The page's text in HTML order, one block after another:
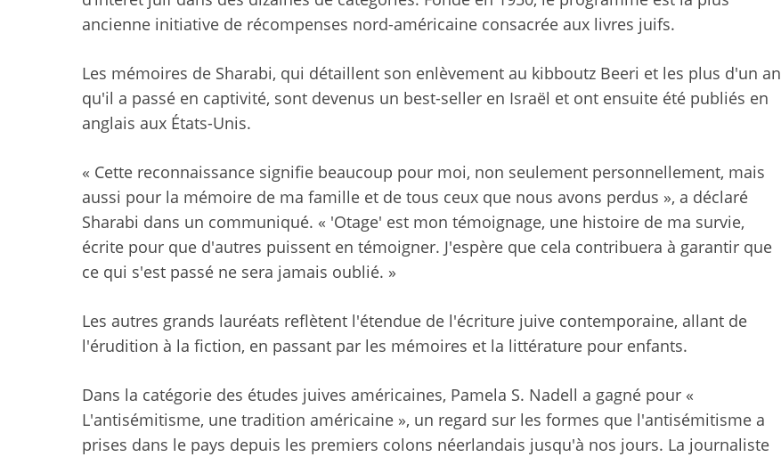
ancienne initiative de récompenses nord-américaine consacrée aux livres juifs.
Les mémoires de Sharabi, qui détaillent son enlèvement au kibboutz Beeri et les plus d'un an
qu'il a passé en captivité, sont devenus un best-seller en Israël et ont ensuite été publiés en
anglais aux États-Unis.
« Cette reconnaissance signifie beaucoup pour moi, non seulement personnellement, mais
aussi pour la mémoire de ma famille et de tous ceux que nous avons perdus », a déclaré
Sharabi dans un communiqué. « 'Otage' est mon témoignage, une histoire de ma survie,
écrite pour que d'autres puissent en témoigner. J'espère que cela contribuera à garantir que
ce qui s'est passé ne sera jamais oublié. »
Les autres grands lauréats reflètent l'étendue de l'écriture juive contemporaine, allant de
l'érudition à la fiction, en passant par les mémoires et la littérature pour enfants.
Dans la catégorie des études juives américaines, Pamela S. Nadell a gagné pour «
L'antisémitisme, une tradition américaine », un regard sur les formes que l'antisémitisme a
prises dans le pays depuis les premiers colons néerlandais jusqu'à nos jours. La journaliste